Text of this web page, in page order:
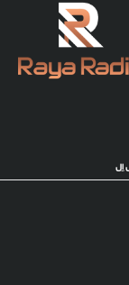
اِل